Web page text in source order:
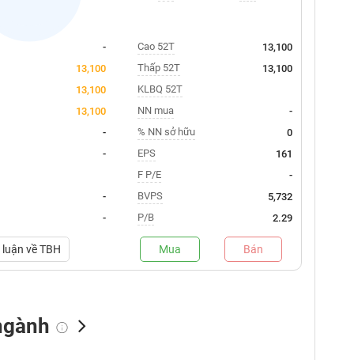
-
13,100
13,100
13,100
-
-
-
-
Cao 52T
13,100
Thấp 52T
13,100
KLBQ 52T
NN mua
-
% NN sở hữu
0
EPS
161
F P/E
-
BVPS
5,732
P/B
2.29
vềTBH Mua Bán